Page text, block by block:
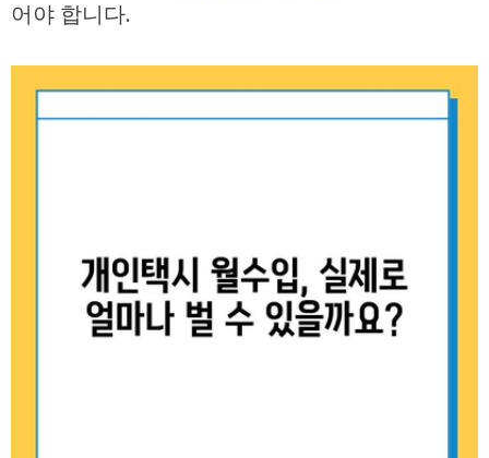
어야 합니다.